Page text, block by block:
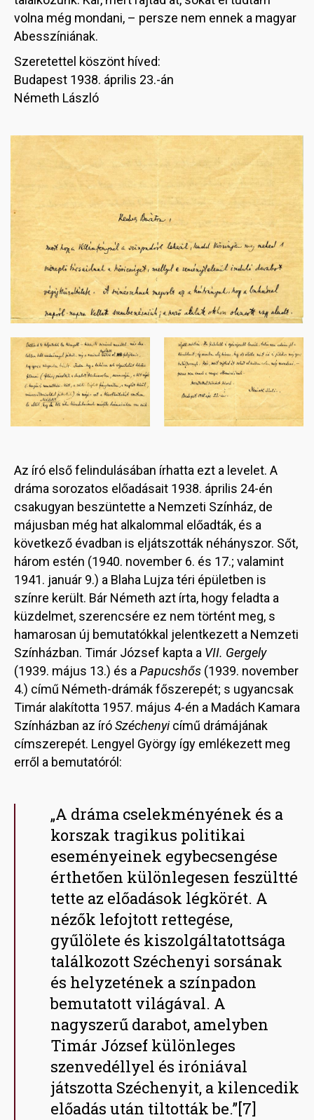
volna még mondani, – persze nem ennek a magyar
Abesszíniának.
Szeretettel köszönt híved:
Budapest 1938. április 23.-án
Németh László
Image
Image Image
Az író első felindulásában írhatta ezt a levelet. A
dráma sorozatos előadásait 1938. április 24-én
csakugyan beszüntette a Nemzeti Színház, de
májusban még hat alkalommal előadták, és a
következő évadban is eljátszották néhányszor. Sőt,
három estén (1940. november 6. és 17.; valamint
1941. január 9.) a Blaha Lujza téri épületben is
színre került. Bár Németh azt írta, hogy feladta a
küzdelmet, szerencsére ez nem történt meg, s
hamarosan új bemutatókkal jelentkezett a Nemzeti
Színházban. Timár József kapta a VII. Gergely
(1939. május 13.) és a Papucshős (1939. november
4.) című Németh-drámák főszerepét; s ugyancsak
Timár alakította 1957. május 4-én a Madách Kamara
Színházban az íróSzéchenyicímű drámájának
címszerepét. Lengyel György így emlékezett meg
erről a bemutatóról:
„A dráma cselekményének és a
korszak tragikus politikai
eseményeinek egybecsengése
érthetően különlegesen feszültté
tette az előadások légkörét. A
nézők lefojtott rettegése,
gyűlölete és kiszolgáltatottsága
találkozott Széchenyi sorsának
és helyzetének a színpadon
bemutatott világával. A
nagyszerű darabot, amelyben
Timár József különleges
szenvedéllyel és iróniával
játszotta Széchenyit, a kilencedik
előadás után tiltották be.”[7]